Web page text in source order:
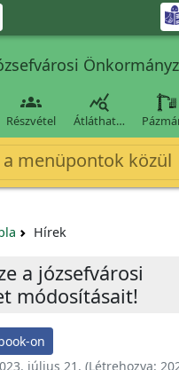

Részvétel

Átláthat…
a menüpontok közül
Hírek
a józsefvárosi
módosításait!
on
július 21. (Létrehozva: